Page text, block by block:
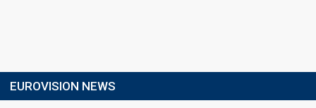
EUROVISION NEWS